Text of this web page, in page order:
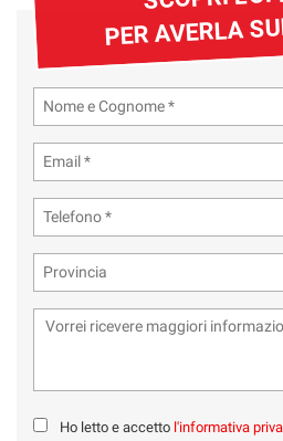
PER AVERLA
Ho letto e accetto l'informativa